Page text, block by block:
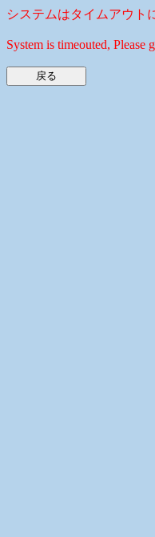
システムはタイムアウト
System is timeouted, Please